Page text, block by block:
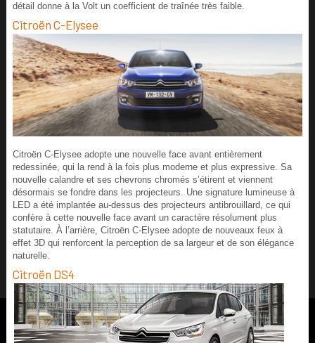
détail donne à la Volt un coefficient de traînée très faible.
Citroën C-Elysee
Citroën C-Elysee adopte une nouvelle face avant entièrement
redessinée, qui la rend à la fois plus moderne et plus expressive. Sa
nouvelle calandre et ses chevrons chromés s’étirent et viennent
désormais se fondre dans les projecteurs. Une signature lumineuse à
LED a été implantée au-dessus des projecteurs antibrouillard, ce qui
confère à cette nouvelle face avant un caractère résolument plus
statutaire. À l’arrière, Citroën C-Elysee adopte de nouveaux feux à
effet 3D qui renforcent la perception de sa largeur et de son élégance
naturelle.
Citroën DS4